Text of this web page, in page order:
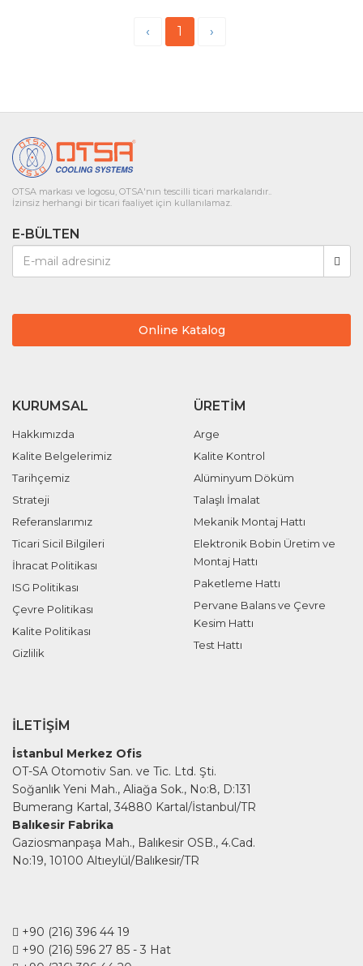
‹ 1 ›
OTSA markası ve logosu, OTSA'nın tescilli ticari markalarıdır..
İzinsiz herhangi bir ticari faaliyet için kullanılamaz.
E-BÜLTEN
Online Katalog
KURUMSAL
Hakkımızda
Kalite Belgelerimiz
Tarihçemiz
Strateji
Referanslarımız
Ticari Sicil Bilgileri
İhracat Politikası
ISG Politikası
Çevre Politikası
Kalite Politikası
Gizlilik
ÜRETIM
Arge
Kalite Kontrol
Alüminyum Döküm
Talaşlı İmalat
Mekanik Montaj Hattı
Elektronik Bobin Üretim ve
Montaj Hattı
Paketleme Hattı
Pervane Balans ve Çevre
Kesim Hattı
Test Hattı
İLETIŞIM
İstanbul Merkez Ofis
OT-SA Otomotiv San. ve Tic. Ltd. Şti.
Soğanlık Yeni Mah., Aliağa Sok., No:8, D:131
Bumerang Kartal, 34880 Kartal/İstanbul/TR
Balıkesir Fabrika
Gaziosmanpaşa Mah., Balıkesir OSB., 4.Cad.
No:19, 10100 Altıeylül/Balıkesir/TR
+90 (216) 396 44 19
+90 (216) 596 27 85 - 3 Hat